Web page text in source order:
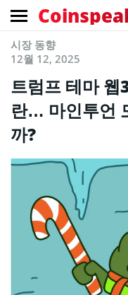
시장 동향
12월 12, 2025
트럼프 테마 웹
란… 마인투언
까?